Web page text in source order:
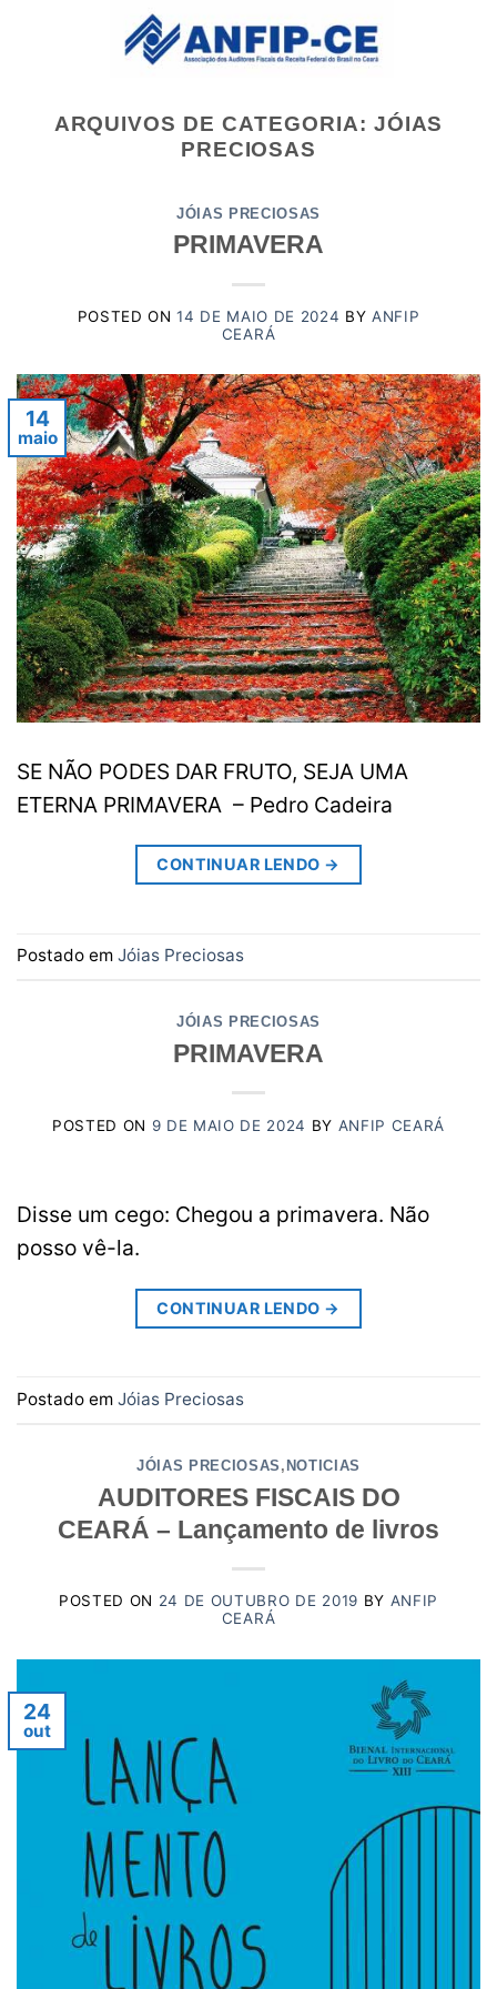
ARQUIVOS DE CATEGORIA: JÓIAS
PRECIOSAS
JÓIAS PRECIOSAS
PRIMAVERA
POSTED ON14 DE MAIO DE 2024 BYANFIP
CEARÁ
14
maio
SE NÃO PODES DAR FRUTO, SEJA UMA
ETERNA PRIMAVERA – Pedro Cadeira
CONTINUAR LENDO →
Postado em Jóias Preciosas
JÓIAS PRECIOSAS
PRIMAVERA
POSTED ON 9 DE MAIO DE 2024 BY ANFIP CEARÁ
Disse um cego: Chegou a primavera. Não
posso vê-la.
CONTINUAR LENDO →
Postado em Jóias Preciosas
JÓIAS PRECIOSAS , NOTICIAS
AUDITORES FISCAIS DO
CEARÁ – Lançamento de livros
POSTED ON 24 DE OUTUBRO DE 2019 BY ANFIP
CEARÁ
24
out